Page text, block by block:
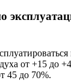
от +15 до
45 до 70%.